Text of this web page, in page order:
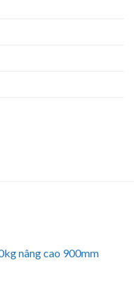
nâng cao 900mm